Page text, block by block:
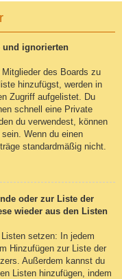
und ignorierten
des Boards zu
hinzufügst, werden in
Zugriff aufgelistet. Du
schnell eine Private
du verwendest, können
Wenn du einen
standardmäßig nicht.
oder zur Liste der
wieder aus den Listen
setzen: In jedem
Hinzufügen zur Liste der
Außerdem kannst du
Listen hinzufügen, indem